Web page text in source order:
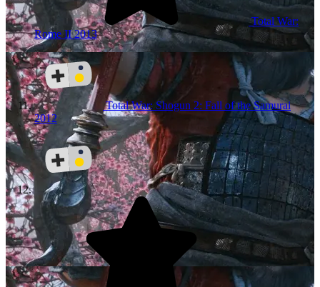
Total War:
Rome II2013
Total War: Shogun 2: Fall of the Samurai
2012